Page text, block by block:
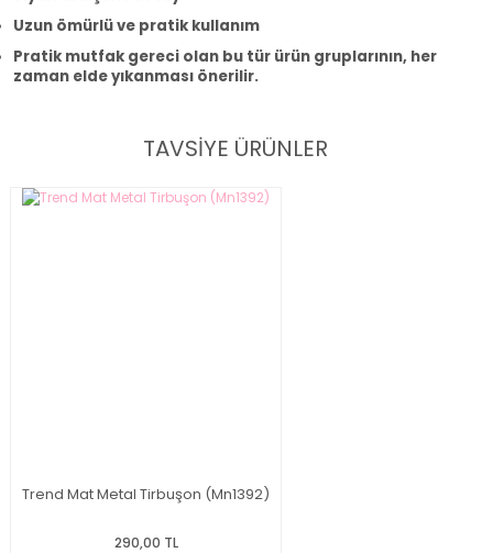
Uzun ömürlü ve pratik kullanım
Pratik mutfak gereci olan bu tür ürün gruplarının, her
zaman elde yıkanması önerilir.
TAVSİYE ÜRÜNLER
Trend Mat Metal Tirbuşon (Mn1392)
290,00 TL